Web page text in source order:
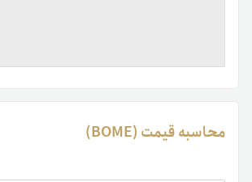
محاسبه قیمت (BOME)